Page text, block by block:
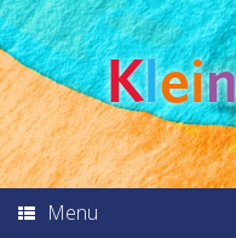
Klei
Menu